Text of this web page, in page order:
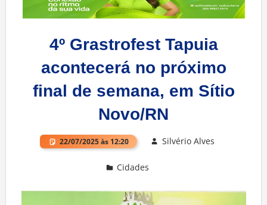
4º Grastrofest Tapuia
acontecerá no próximo
final de semana, em Sítio
Novo/RN
22/07/2025 às 12:20 Silvério Alves
Cidades